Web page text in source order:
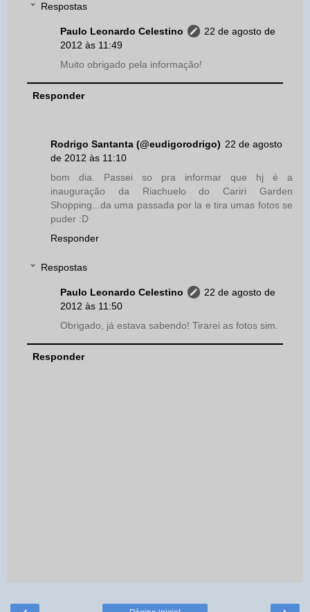
Respostas
Paulo Leonardo Celestino
22 de agosto de
2012 às 11:49
Muito obrigado pela informação!
Responder
Rodrigo Santanta (@eudigorodrigo) 22 de agosto
de 2012 às 11:10
bom dia. Passei so pra informar que hj é a
inauguração da Riachuelo do Cariri Garden
Shopping...da uma passada por la e tira umas fotos se
puder :D
Responder
Respostas
Paulo Leonardo Celestino
22 de agosto de
2012 às 11:50
Obrigado, já estava sabendo! Tirarei as fotos sim.
Responder